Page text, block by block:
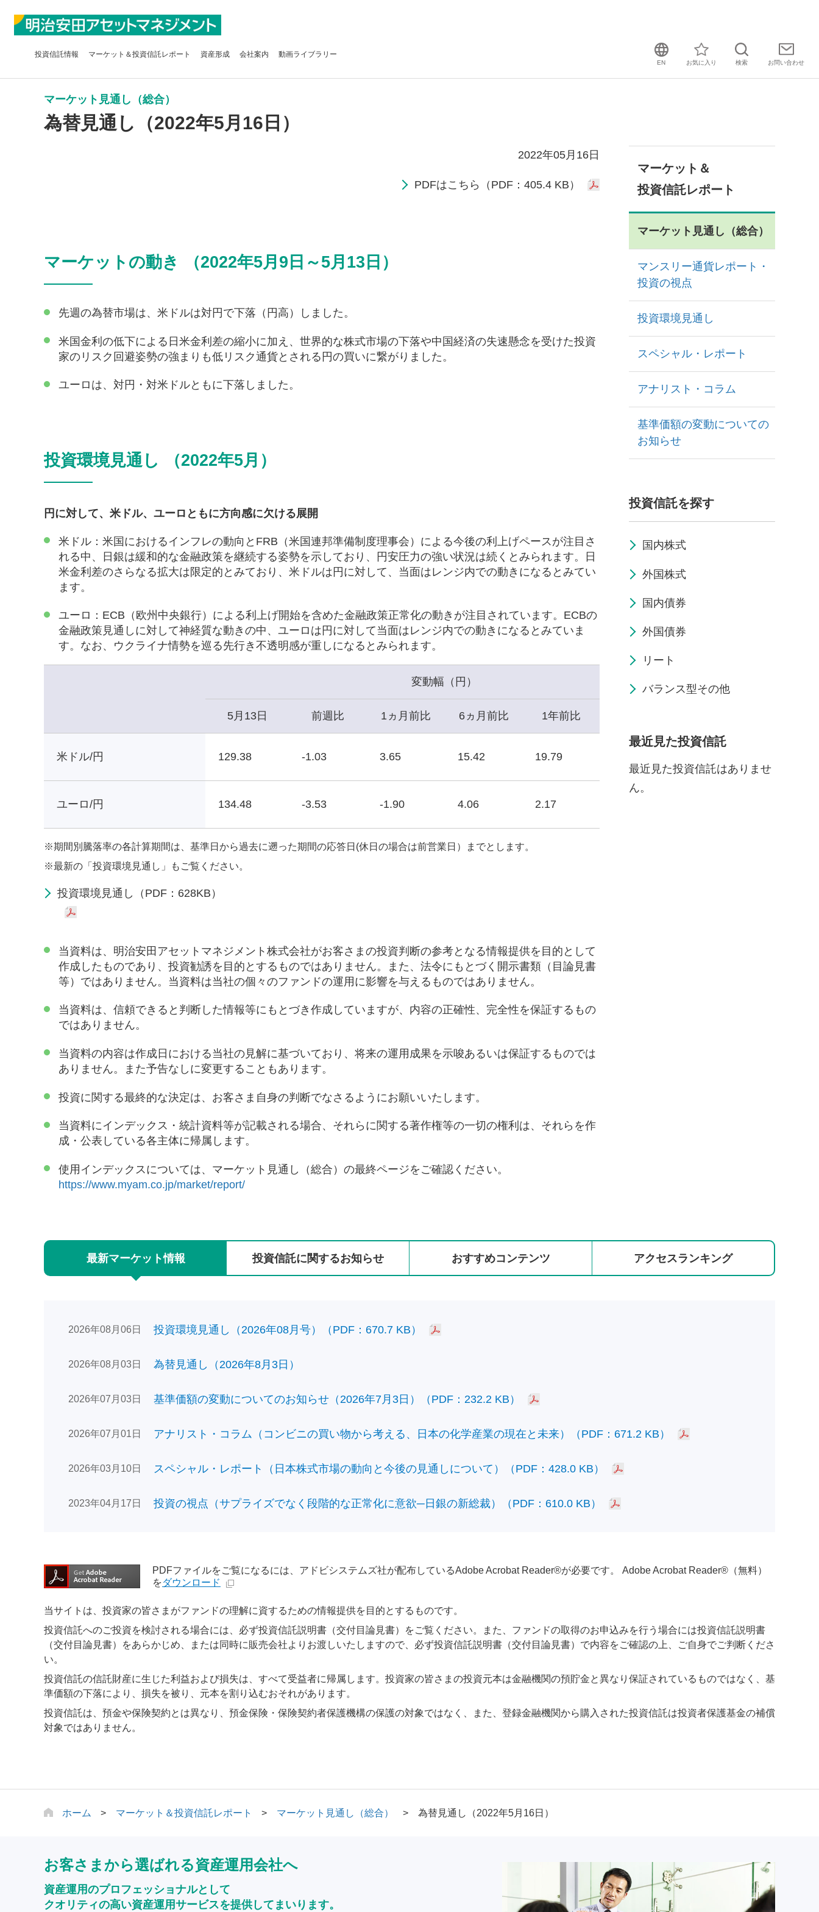
投資信託情報 マーケット＆投資信託レポート 資産形成 会社案内 動画ライブラリー
EN お気に入り 検索 お問い合わせ
マーケット見通し（総合）
為替見通し（2022年5月16日）
2022年05月16日
PDFはこちら（PDF：405.4 KB）
マーケットの動き （2022年5月9日～5月13日）
先週の為替市場は、米ドルは対円で下落（円高）しました。
米国金利の低下による日米金利差の縮小に加え、世界的な株式市場の下落や中国経済の失速懸念を受けた投資
家のリスク回避姿勢の強まりも低リスク通貨とされる円の買いに繋がりました。
ユーロは、対円・対米ドルともに下落しました。
投資環境見通し （2022年5月）
円に対して、米ドル、ユーロともに方向感に欠ける展開
米ドル：米国におけるインフレの動向とFRB（米国連邦準備制度理事会）による今後の利上げペースが注目さ
れる中、日銀は緩和的な金融政策を継続する姿勢を示しており、円安圧力の強い状況は続くとみられます。日
米金利差のさらなる拡大は限定的とみており、米ドルは円に対して、当面はレンジ内での動きになるとみてい
ます。
ユーロ：ECB（欧州中央銀行）による利上げ開始を含めた金融政策正常化の動きが注目されています。ECBの
金融政策見通しに対して神経質な動きの中、ユーロは円に対して当面はレンジ内での動きになるとみていま
す。なお、ウクライナ情勢を巡る先行き不透明感が重しになるとみられます。
変動幅（円）
5月13日 前週比 1ヵ月前比 6ヵ月前比 1年前比
米ドル/円 129.38 -1.03 3.65 15.42 19.79
ユーロ/円 134.48 -3.53 -1.90 4.06 2.17
※期間別騰落率の各計算期間は、基準日から過去に遡った期間の応答日(休日の場合は前営業日）までとします。
※最新の「投資環境見通し」もご覧ください。
投資環境見通し（PDF：628KB）
当資料は、明治安田アセットマネジメント株式会社がお客さまの投資判断の参考となる情報提供を目的として
作成したものであり、投資勧誘を目的とするものではありません。また、法令にもとづく開示書類（目論見書
等）ではありません。当資料は当社の個々のファンドの運用に影響を与えるものではありません。
当資料は、信頼できると判断した情報等にもとづき作成していますが、内容の正確性、完全性を保証するもの
ではありません。
当資料の内容は作成日における当社の見解に基づいており、将来の運用成果を示唆あるいは保証するものでは
ありません。また予告なしに変更することもあります。
投資に関する最終的な決定は、お客さま自身の判断でなさるようにお願いいたします。
当資料にインデックス・統計資料等が記載される場合、それらに関する著作権等の一切の権利は、それらを作
成・公表している各主体に帰属します。
使用インデックスについては、マーケット見通し（総合）の最終ページをご確認ください。
https://www.myam.co.jp/market/report/
マーケット＆
投資信託レポート
マーケット見通し（総合）
マンスリー通貨レポート・
投資の視点
投資環境見通し
スペシャル・レポート
アナリスト・コラム
基準価額の変動についての
お知らせ
投資信託を探す
国内株式
外国株式
国内債券
外国債券
リート
バランス型その他
最近見た投資信託
最近見た投資信託はありませ
ん。
最新マーケット情報 投資信託に関するお知らせ おすすめコンテンツ アクセスランキング
2026年08月06日 投資環境見通し（2026年08月号）（PDF：670.7 KB）
2026年08月03日 為替見通し（2026年8月3日）
2026年07月03日 基準価額の変動についてのお知らせ（2026年7月3日）（PDF：232.2 KB）
2026年07月01日 アナリスト・コラム（コンビニの買い物から考える、日本の化学産業の現在と未来）（PDF：671.2 KB）
2026年03月10日 スペシャル・レポート（日本株式市場の動向と今後の見通しについて）（PDF：428.0 KB）
2023年04月17日 投資の視点（サプライズでなく段階的な正常化に意欲─日銀の新総裁）（PDF：610.0 KB）
PDFファイルをご覧になるには、アドビシステムズ社が配布しているAdobe Acrobat Reader®が必要です。 Adobe Acrobat Reader®（無料）
をダウンロード
当サイトは、投資家の皆さまがファンドの理解に資するための情報提供を目的とするものです。
投資信託へのご投資を検討される場合には、必ず投資信託説明書（交付目論見書）をご覧ください。また、ファンドの取得のお申込みを行う場合には投資信託説明書
（交付目論見書）をあらかじめ、または同時に販売会社よりお渡しいたしますので、必ず投資信託説明書（交付目論見書）で内容をご確認の上、ご自身でご判断くださ
い。
投資信託の信託財産に生じた利益および損失は、すべて受益者に帰属します。投資家の皆さまの投資元本は金融機関の預貯金と異なり保証されているものではなく、基
準価額の下落により、損失を被り、元本を割り込むおそれがあります。
投資信託は、預金や保険契約とは異なり、預金保険・保険契約者保護機構の保護の対象ではなく、また、登録金融機関から購入された投資信託は投資者保護基金の補償
対象ではありません。
ホーム マーケット＆投資信託レポート マーケット見通し（総合） 為替見通し（2022年5月16日）
お客さまから選ばれる資産運用会社へ
資産運用のプロフェッショナルとして
クオリティの高い資産運用サービスを提供してまいります。